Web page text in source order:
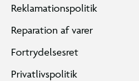
Reklamationspolitik
Reparation af varer
Fortrydelsesret
Privatlivspolitik